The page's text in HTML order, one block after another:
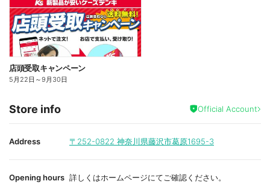
店頭受取キャンペーン
5月22日 ～9月30日
Store info Official Account
Address 〒252-0822 神奈川県藤沢市葛原1695-3
Opening hours 詳しくはホームページにてご確認ください。